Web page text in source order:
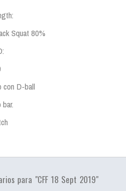
Squat 80%
con D-ball
para "CFF 18 Sept 2019"